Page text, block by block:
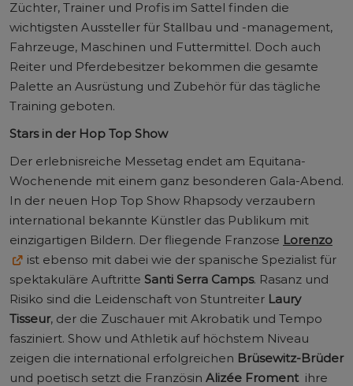
Züchter, Trainer und Profis im Sattel finden die
wichtigsten Aussteller für Stallbau und -management,
Fahrzeuge, Maschinen und Futtermittel. Doch auch
Reiter und Pferdebesitzer bekommen die gesamte
Palette an Ausrüstung und Zubehör für das tägliche
Training geboten.
Stars in der Hop Top Show
Der erlebnisreiche Messetag endet am Equitana-
Wochenende mit einem ganz besonderen Gala-Abend.
In der neuen Hop Top Show Rhapsody verzaubern
international bekannte Künstler das Publikum mit
einzigartigen Bildern. Der fliegende Franzose Lorenzo
ist ebenso mit dabei wie der spanische Spezialist für
spektakuläre Auftritte Santi Serra Camps. Rasanz und
Risiko sind die Leidenschaft von Stuntreiter Laury
Tisseur, der die Zuschauer mit Akrobatik und Tempo
fasziniert. Show und Athletik auf höchstem Niveau
zeigen die international erfolgreichen Brüsewitz-Brüder
und poetisch setzt die Französin Alizée Froment ihre